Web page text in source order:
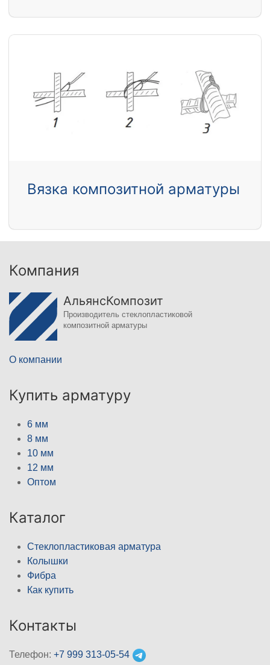
Вязка композитной арматуры
Компания
АльянсКомпозит
Производитель стеклопластиковой
композитной арматуры
О компании
Купить арматуру
6 мм
8 мм
10 мм
12 мм
Оптом
Каталог
Стеклопластиковая арматура
Колышки
Фибра
Как купить
Контакты
Телефон: +7 999 313-05-54